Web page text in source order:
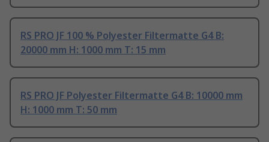
RS PRO JF 100 % Polyester Filtermatte G4 B:
20000 mm H: 1000 mm T: 15 mm
RS PRO JF Polyester Filtermatte G4 B: 10000 mm
H: 1000 mm T: 50 mm